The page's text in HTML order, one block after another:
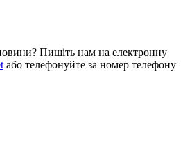
Пишіть нам на електронну
або телефонуйте за номер телефону